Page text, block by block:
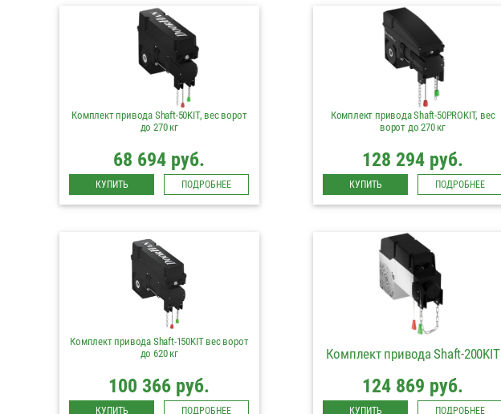
Комплект привода Shaft-50KIT, вес ворот
до 270 кг
68 694 руб.
КУПИТЬ ПОДРОБНЕЕ
Комплект привода Shaft-50PROKIT, вес
ворот до 270 кг
128 294 руб.
КУПИТЬ ПОДРОБНЕЕ
Комплект привода Shaft-150KIT вес ворот
до 620 кг
100 366 руб.
КУПИТЬ ПОДРОБНЕЕ
Комплект привода Shaft-200KIT
124 869 руб.
КУПИТЬ ПОДРОБНЕЕ